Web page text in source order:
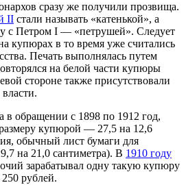
сразу же получили прозвища.
II стали называть «катенькой», а
с Петром I — «петрушей». Следует
купюрах в то время уже считались
Печать выполнялась путем
на белой части купюры
стороне также присутствовали
в обращении с 1898 по 1912 год,
купюрой — 27,5 на 12,6
обычный лист бумаги для
на 21,0 сантиметра). В 1910 году
зарабатывал одну такую купюру
250 рублей.